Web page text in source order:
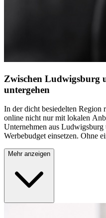
Zwischen Ludwigsburg
untergehen
In der dicht besiedelten Region
online nicht nur mit lokalen
Unternehmen aus
Werbebudget einsetzen. Ohne
braucht keine höheren
Mehr anzeigen